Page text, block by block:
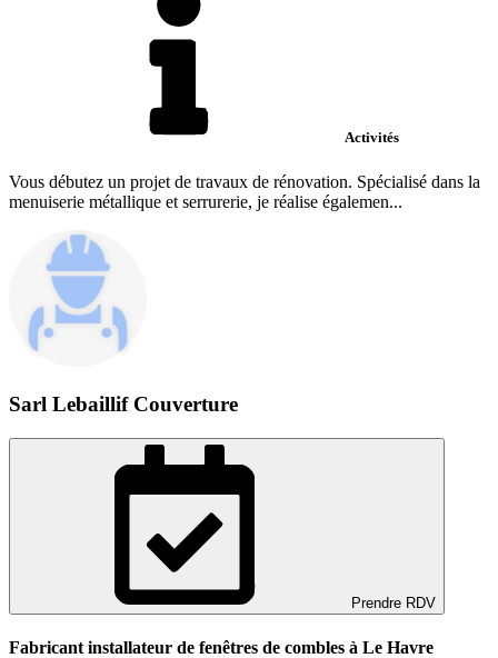
Activités
Vous débutez un projet de travaux de rénovation. Spécialisé dans la
menuiserie métallique et serrurerie, je réalise égalemen...
Sarl Lebaillif Couverture
Prendre RDV
Fabricant installateur de fenêtres de combles à Le Havre